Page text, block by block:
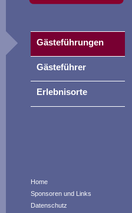
Home
Sponsoren und Links
Datenschutz
Gästeführungen
Gästeführer
Erlebnisorte